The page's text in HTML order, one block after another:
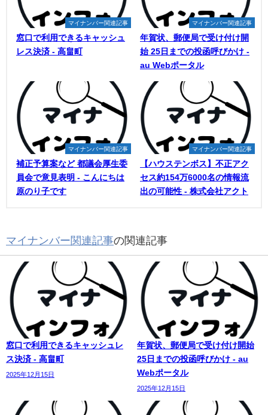
マイナンバー関連記事
窓口で利用できるキャッシュ
レス決済 - 高畠町
マイナンバー関連記事
年賀状、郵便局で受け付け開
始 25日までの投函呼びかけ -
au Webポータル
マイナンバー関連記事
補正予算案など 都議会厚生委
員会で意見表明 - こんにちは
原のり子です
マイナンバー関連記事
【ハウステンボス】不正アク
セス約154万6000名の情報流
出の可能性 - 株式会社アクト
マイナンバー関連記事の関連記事
窓口で利用できるキャッシュレ
ス決済 - 高畠町
2025年12月15日
年賀状、郵便局で受け付け開始
25日までの投函呼びかけ - au
Webポータル
2025年12月15日